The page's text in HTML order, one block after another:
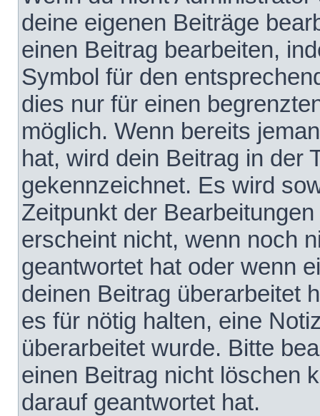
deine eigenen Beiträge
einen Beitrag bearbeiten,
Symbol für den
dies nur für einen
möglich. Wenn bereits
hat, wird dein Beitrag in der
gekennzeichnet. Es wird
Zeitpunkt der
erscheint nicht, wenn noch
geantwortet hat oder wenn
deinen Beitrag überarbeitet
es für nötig halten, eine
überarbeitet wurde. Bitte
einen Beitrag nicht löschen
darauf geantwortet hat.